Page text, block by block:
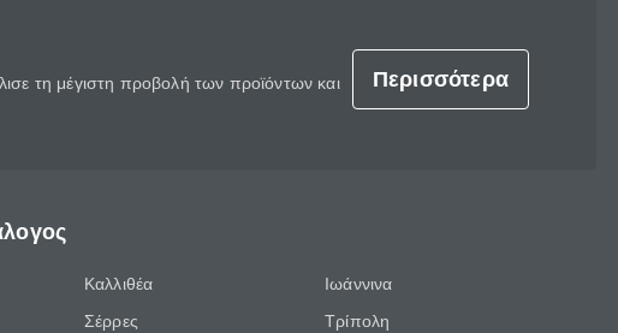
τη μέγιστη προβολή των προϊόντων και
Περισσότερα
Καλλιθέα
Σέρρες
Ιωάννινα
Τρίπολη